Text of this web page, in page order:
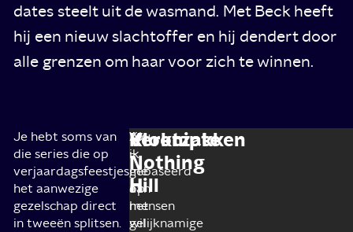
dates steelt uit de wasmand. Met Beck heeft
hij een nieuw slachtoffer en hij dendert door
alle grenzen om haar voor zich te winnen.
Je hebt soms van
die series die op
verjaardagsfeestjes
het aanwezige
gezelschap direct
in tweeën splitsen.
Verknipte
Nothing
Hill
You
–
gebaseerd
op
het
gelijknamige
Als
ik
me
aan
mensen
wil
Klootzakken